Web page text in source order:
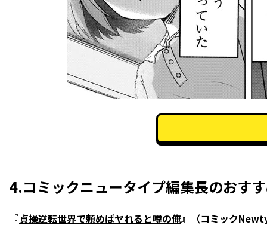
4.コミックニュータイプ編集長のおす
『貞操逆転世界で頼めばヤれると噂の俺』（コミック